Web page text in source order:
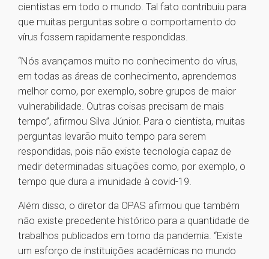
cientistas em todo o mundo. Tal fato contribuiu para
que muitas perguntas sobre o comportamento do
vírus fossem rapidamente respondidas.
“Nós avançamos muito no conhecimento do vírus,
em todas as áreas de conhecimento, aprendemos
melhor como, por exemplo, sobre grupos de maior
vulnerabilidade. Outras coisas precisam de mais
tempo”, afirmou Silva Júnior. Para o cientista, muitas
perguntas levarão muito tempo para serem
respondidas, pois não existe tecnologia capaz de
medir determinadas situações como, por exemplo, o
tempo que dura a imunidade à covid-19.
Além disso, o diretor da OPAS afirmou que também
não existe precedente histórico para a quantidade de
trabalhos publicados em torno da pandemia. “Existe
um esforço de instituições acadêmicas no mundo